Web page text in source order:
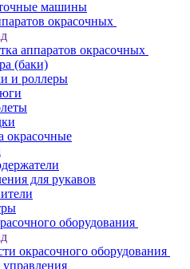
машины
окрасочных
аппаратов окрасочных
(баки)
и роллеры
окрасочные
для рукавов
оборудования
окрасочного оборудования